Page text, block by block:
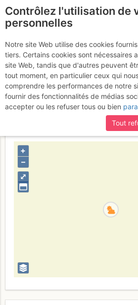
Aiguillette du
Contreforts de
2ème tour :
tardives
Dimanche 16
Cerces -
⤢
+
–
Contrôlez l'utilisation de
personnelles
Notre site Web utilise des cookies
tiers. Certains cookies sont nécessaires
site Web, tandis que d'autres peuvent
tout moment, en particulier ceux qui
comprendre les performances de notre
fournir des fonctionnalités de médias
accepter ou les refuser tous ou bien
Tout